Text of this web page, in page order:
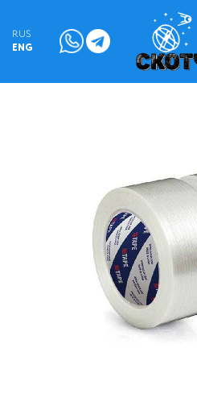
RUS
ENG